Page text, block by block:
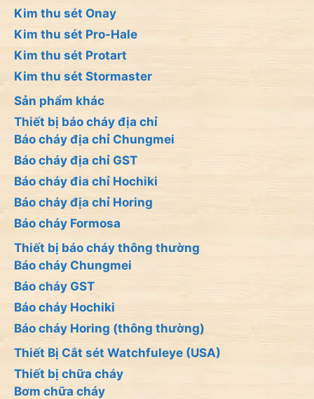
Kim thu sét Onay
Kim thu sét Pro-Hale
Kim thu sét Protart
Kim thu sét Stormaster
Sản phẩm khác
Thiết bị báo cháy địa chỉ
Báo cháy địa chỉ Chungmei
Báo cháy địa chỉ GST
Báo cháy đia chỉ Hochiki
Báo cháy địa chỉ Horing
Báo cháy Formosa
Thiết bị báo cháy thông thường
Báo cháy Chungmei
Báo cháy GST
Báo cháy Hochiki
Báo cháy Horing (thông thường)
Thiết Bị Cắt sét Watchfuleye (USA)
Thiết bị chữa cháy
Bơm chữa cháy